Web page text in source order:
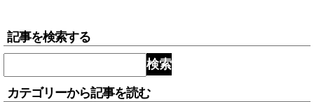
記事を検索する
検索
カテゴリーから記事を読む